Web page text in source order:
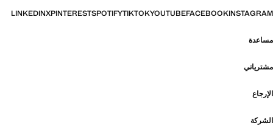
INSTAGRAM
FACEBOOK
YOUTUBE
TIKTOK
SPOTIFY
PINTEREST
X
LINKEDIN
مساعدة
مشترياتي
الإرجاع
الشركة